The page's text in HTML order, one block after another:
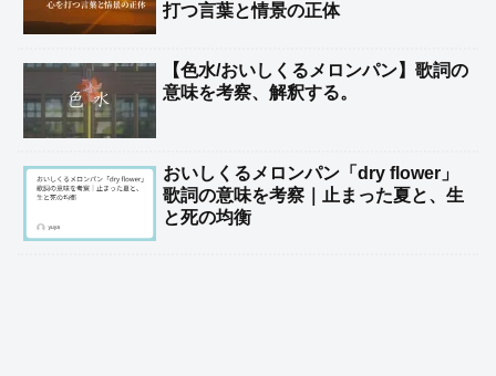
打つ言葉と情景の正体
【色水/おいしくるメロンパン】歌詞の
意味を考察、解釈する。
おいしくるメロンパン「dry flower」
歌詞の意味を考察｜止まった夏と、生
と死の均衡